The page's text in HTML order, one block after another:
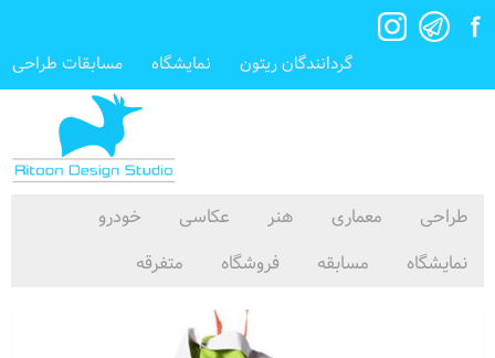
گردانندگان ریتون نمایشگاه مسابقات طراحی
طراحی معماری هنر عکاسی
خودرو
نمایشگاه
مسابقه فروشگاه متفرقه